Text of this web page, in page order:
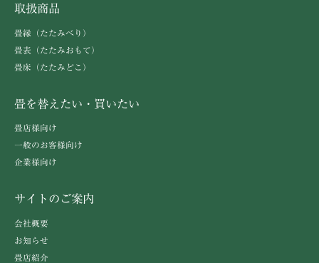
取扱商品
畳縁（たたみべり）
畳表（たたみおもて）
畳床（たたみどこ）
畳を替えたい・買いたい
畳店様向け
一般のお客様向け
企業様向け
サイトのご案内
会社概要
お知らせ
畳店紹介